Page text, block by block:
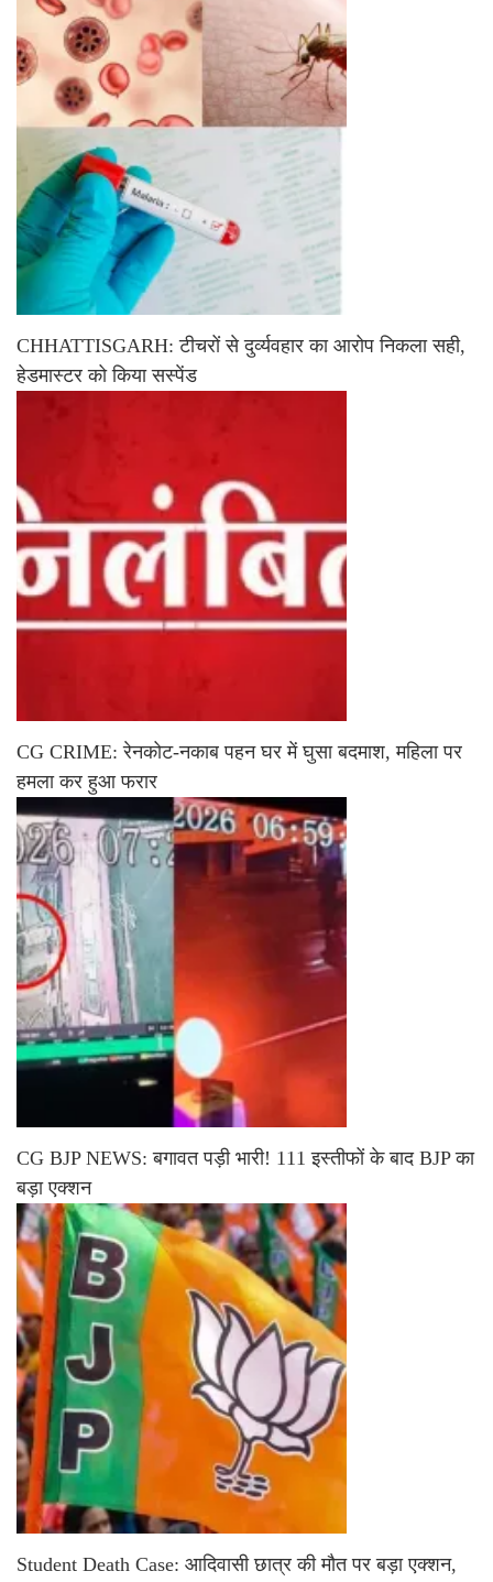
CHHATTISGARH: टीचरों से दुर्व्यवहार का आरोप निकला सही,
हेडमास्टर को किया सस्पेंड
CG CRIME: रेनकोट-नकाब पहन घर में घुसा बदमाश, महिला पर
हमला कर हुआ फरार
CG BJP NEWS: बगावत पड़ी भारी! 111 इस्तीफों के बाद BJP का
बड़ा एक्शन
Student Death Case: आदिवासी छात्र की मौत पर बड़ा एक्शन,